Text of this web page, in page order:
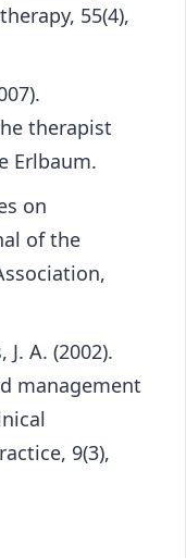
55(4),
therapist
Erlbaum.
on
of the
J. A. (2002).
management
9(3),